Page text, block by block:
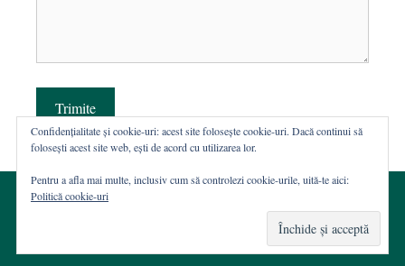
Trimite
Web hosting şi dezvoltare Wordpress:
Casa de WEB
Confidențialitate și cookie-uri: acest site folosește cookie-uri. Dacă continui să
folosești acest site web, ești de acord cu utilizarea lor.
Pentru a afla mai multe, inclusiv cum să controlezi cookie-urile, uită-te aici:
Politică cookie-uri